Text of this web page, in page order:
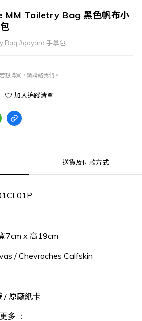
MM Toiletry Bag 黑色帆布小
Bag #goyard 手拿包
想購買，請聯絡我們。
加入追蹤清單
送貨及付款方式
7cm x 高19cm
/ Chevroches Calfskin
/ 原廠紙卡
多 ：